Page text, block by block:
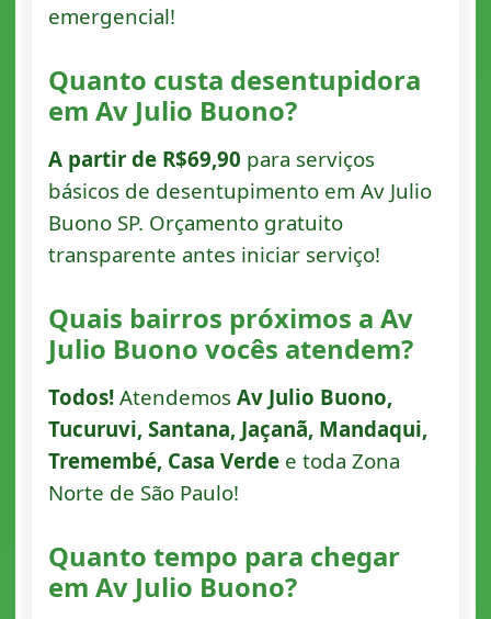
emergencial!
Quanto custa desentupidora
em Av Julio Buono?
A partir de R$69,90 para serviços
básicos de desentupimento em Av Julio
Buono SP. Orçamento gratuito
transparente antes iniciar serviço!
Quais bairros próximos a Av
Julio Buono vocês atendem?
Todos!Atendemos Av Julio Buono,
Tucuruvi, Santana, Jaçanã, Mandaqui,
Tremembé, Casa Verdee toda Zona
Norte de São Paulo!
Quanto tempo para chegar
em Av Julio Buono?